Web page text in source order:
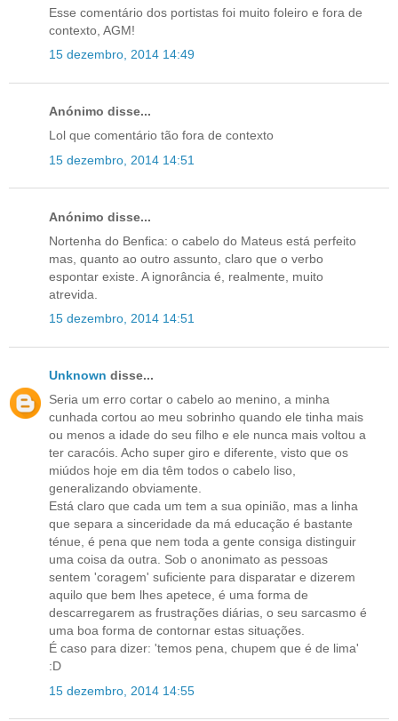
Esse comentário dos portistas foi muito foleiro e fora de
contexto, AGM!
15 dezembro, 2014 14:49
Anónimo disse...
Lol que comentário tão fora de contexto
15 dezembro, 2014 14:51
Anónimo disse...
Nortenha do Benfica: o cabelo do Mateus está perfeito
mas, quanto ao outro assunto, claro que o verbo
espontar existe. A ignorância é, realmente, muito
atrevida.
15 dezembro, 2014 14:51
Unknown disse...
Seria um erro cortar o cabelo ao menino, a minha
cunhada cortou ao meu sobrinho quando ele tinha mais
ou menos a idade do seu filho e ele nunca mais voltou a
ter caracóis. Acho super giro e diferente, visto que os
miúdos hoje em dia têm todos o cabelo liso,
generalizando obviamente.
Está claro que cada um tem a sua opinião, mas a linha
que separa a sinceridade da má educação é bastante
ténue, é pena que nem toda a gente consiga distinguir
uma coisa da outra. Sob o anonimato as pessoas
sentem 'coragem' suficiente para disparatar e dizerem
aquilo que bem lhes apetece, é uma forma de
descarregarem as frustrações diárias, o seu sarcasmo é
uma boa forma de contornar estas situações.
É caso para dizer: 'temos pena, chupem que é de lima'
:D
15 dezembro, 2014 14:55